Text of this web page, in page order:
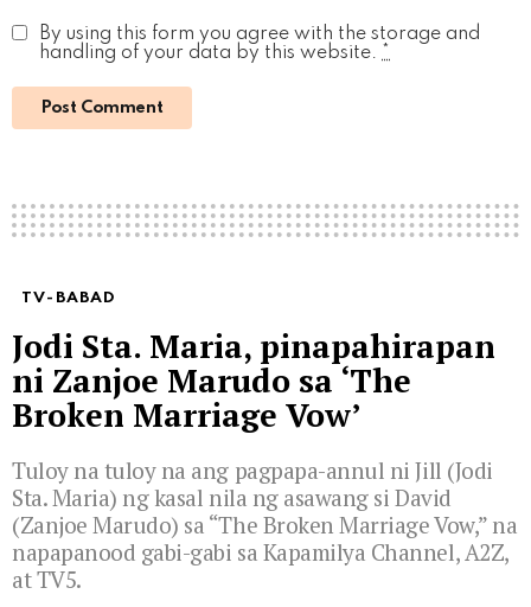
By using this form you agree with the storage and
handling of your data by this website. *
TV-BABAD
Jodi Sta. Maria, pinapahirapan
ni Zanjoe Marudo sa ‘The
Broken Marriage Vow’
Tuloy na tuloy na ang pagpapa-annul ni Jill (Jodi
Sta. Maria) ng kasal nila ng asawang si David
(Zanjoe Marudo) sa “The Broken Marriage Vow,” na
napapanood gabi-gabi sa Kapamilya Channel, A2Z,
at TV5.